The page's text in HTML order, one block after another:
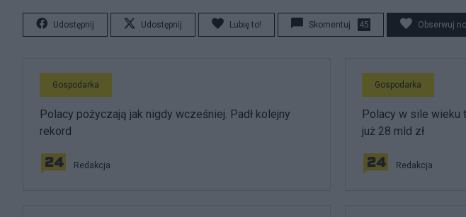
Udostępnij Udostępnij Lubię to! Skomentuj 45 Obserwuj
Gospodarka
Polacy pożyczają jak nigdy wcześniej. Padł kolejny
rekord
Redakcja
Gospodarka
Polacy w sile wieku
już 28 mld zł
Redakcja